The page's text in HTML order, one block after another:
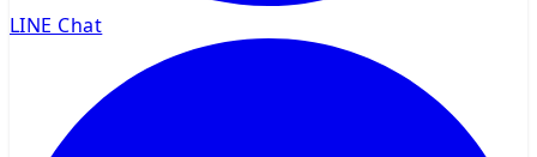
LINE Chat